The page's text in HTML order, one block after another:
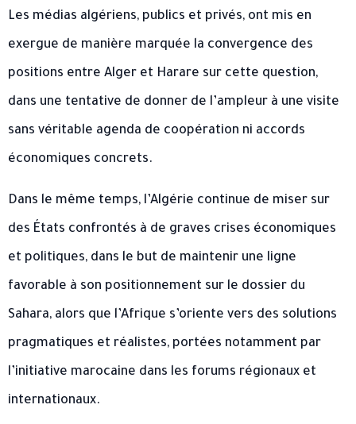
Les médias algériens, publics et privés, ont mis en
exergue de manière marquée la convergence des
positions entre Alger et Harare sur cette question,
dans une tentative de donner de l’ampleur à une visite
sans véritable agenda de coopération ni accords
économiques concrets.
Dans le même temps, l’Algérie continue de miser sur
des États confrontés à de graves crises économiques
et politiques, dans le but de maintenir une ligne
favorable à son positionnement sur le dossier du
Sahara, alors que l’Afrique s’oriente vers des solutions
pragmatiques et réalistes, portées notamment par
l’initiative marocaine dans les forums régionaux et
internationaux.